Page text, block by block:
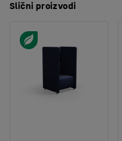
Slični proizvodi